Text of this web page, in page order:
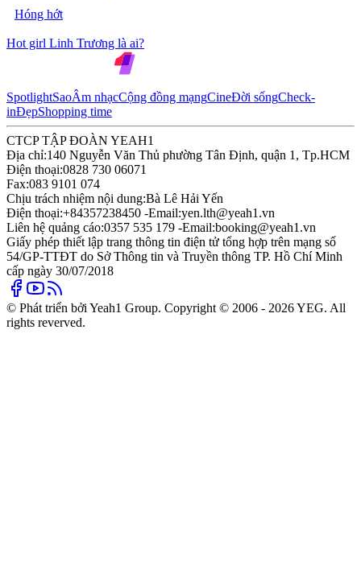
Hóng hớt
Hot girl Linh Trương là ai?
SpotlightSaoÂm nhạcCộng đồng mạngCineĐời sốngCheck-
inĐẹpShopping time
CTCP TẬP ĐOÀN YEAH1
Địa chỉ:140 Nguyễn Văn Thủ phường Tân Định, quận 1, Tp.HCM
Điện thoại:0828 730 06071
Fax:083 9101 074
Chịu trách nhiệm nội dung:Bà Lê Hải Yến
Điện thoại:+84357238450 -Email:yen.lth@yeah1.vn
Liên hệ quảng cáo:0357 535 179 -Email:booking@yeah1.vn
Giấy phép thiết lập trang thông tin điện tử tổng hợp trên mạng số
54/GP-TTĐT do Sở Thông tin và Truyền thông TP. Hồ Chí Minh
cấp ngày 30/07/2018
© Phát triển bởi Yeah1 Group. Copyright © 2006 - 2026 YEG. All
rights reverved.